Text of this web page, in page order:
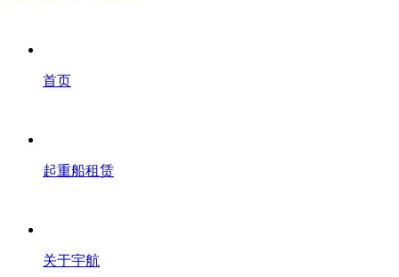
首页
起重船租赁
关于宇航